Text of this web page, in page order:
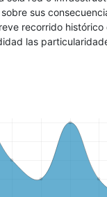
sus
recorrido
las